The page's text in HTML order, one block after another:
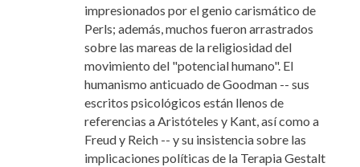
impresionados por el genio carismático de
Perls; además, muchos fueron arrastrados
sobre las mareas de la religiosidad del
movimiento del "potencial humano". El
humanismo anticuado de Goodman -- sus
escritos psicológicos están llenos de
referencias a Aristóteles y Kant, así como a
Freud y Reich -- y su insistencia sobre las
implicaciones políticas de la Terapia Gestalt